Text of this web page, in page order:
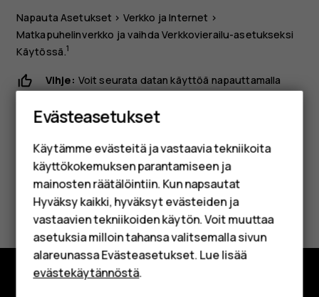
Älypuhelimet
Perinteiset puhelimet
Lisävarusteet
HMD Terra M
Yrityksille
Tabletit
Shop
NapautaAsetukset > Verkko ja Internet >
Matkapuhelinverkko ja vaihdaVerkkovierailu-asetukseksi
Käytössä.1
Vihje: Voit seurata datan käyttöä napauttamalla
Oliko tästä apua?
Kyllä Ei
Evästeasetukset
Käytämme evästeitä ja vastaavia tekniikoita
käyttökokemuksen parantamiseen ja
mainosten räätälöintiin. Kun napsautat
Hyväksy kaikki, hyväksyt evästeiden ja
vastaavien tekniikoiden käytön. Voit muuttaa
asetuksia milloin tahansa valitsemalla sivun
alareunassa Evästeasetukset. Lue lisää
evästekäytännöstä.